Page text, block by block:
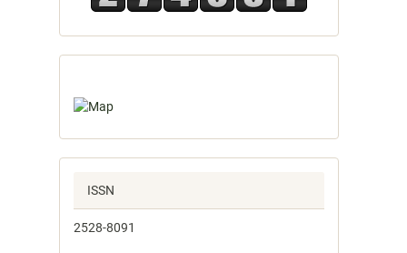
ISSN
2528-8091